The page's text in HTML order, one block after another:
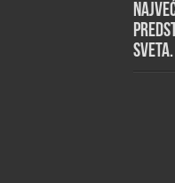
sveta.